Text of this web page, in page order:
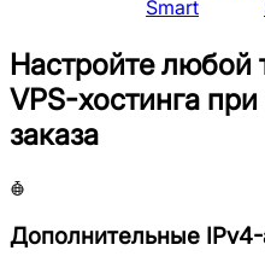
Smart
Настройте любой
VPS-хостинга
заказа
Дополнительные IPv4-